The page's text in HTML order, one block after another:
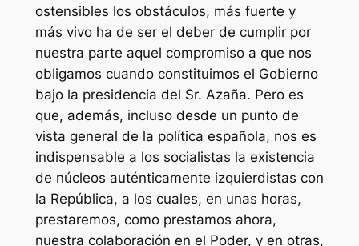
ostensibles los obstáculos, más fuerte y
más vivo ha de ser el deber de cumplir por
nuestra parte aquel compromiso a que nos
obligamos cuando constituimos el Gobierno
bajo la presidencia del Sr. Azaña. Pero es
que, además, incluso desde un punto de
vista general de la política española, nos es
indispensable a los socialistas la existencia
de núcleos auténticamente izquierdistas con
la República, a los cuales, en unas horas,
prestaremos, como prestamos ahora,
nuestra colaboración en el Poder, y en otras,